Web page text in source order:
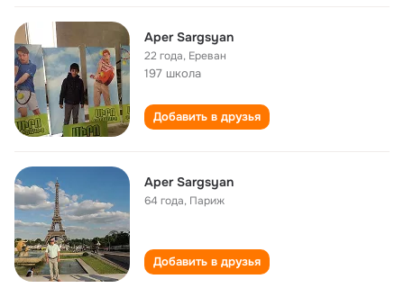
Aper Sargsyan
22 года, Ереван
197 школа
Добавить в друзья
Aper Sargsyan
64 года, Париж
Добавить в друзья